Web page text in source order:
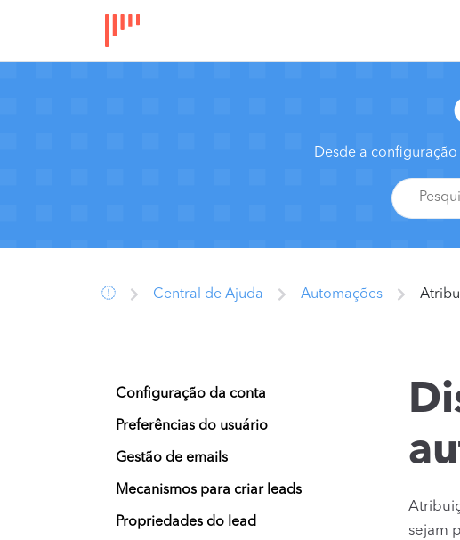
Desde a
Central de Ajuda Automações
Configuração da conta
Preferências do usuário
Gestão de emails
Mecanismos para criar leads
Propriedades do lead
sejam